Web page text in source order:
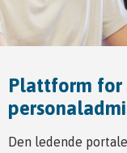
Plattform for
Den ledende